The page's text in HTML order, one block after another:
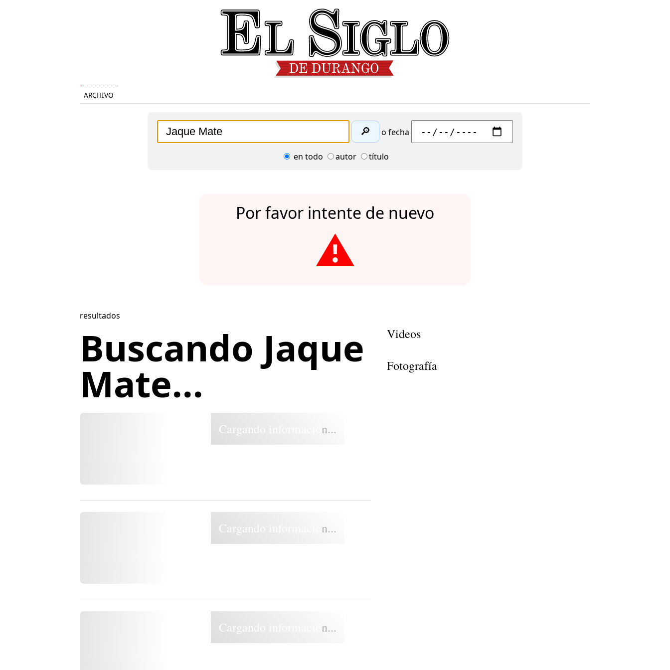
ARCHIVO
🔎 o fecha
en todo autor título
Por favor intente de nuevo
⚠️
resultados
Buscando Jaque
Mate...
Cargando información...
Cargando información...
Cargando información...
Videos
Fotografía